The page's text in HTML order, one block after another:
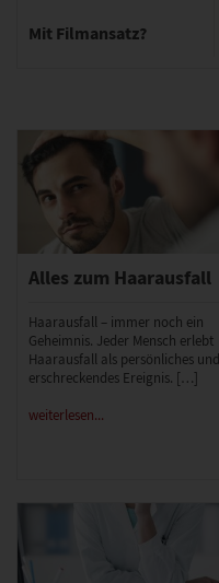
Mit Filmansatz?
Alles zum Haarausfall
Haarausfall – immer noch ein
Geheimnis. Jeder Mensch erlebt
Haarausfall als persönliches und
erschreckendes Ereignis. […]
weiterlesen...